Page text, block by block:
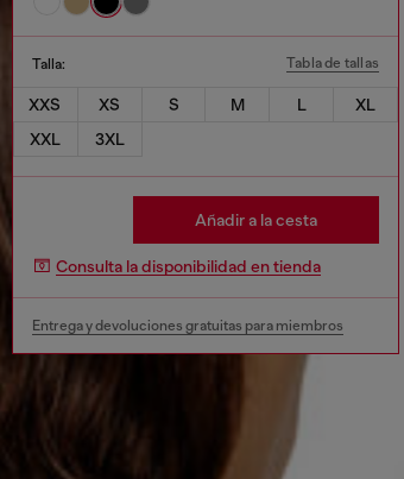
Talla: Tabla de tallas
XXS XS S M L
XL
XXL
3XL
Añadir a la cesta
Consulta la disponibilidad en tienda
Entrega y devoluciones gratuitas para miembros